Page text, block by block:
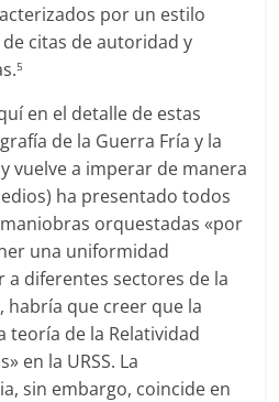
por un estilo
citas de autoridad y
5
en el detalle de estas
de la Guerra Fría y la
vuelve a imperar de manera
ha presentado todos
orquestadas «por
una uniformidad
a diferentes sectores de la
habría que creer que la
teoría de la Relatividad
en la URSS. La
sin embargo, coincide en